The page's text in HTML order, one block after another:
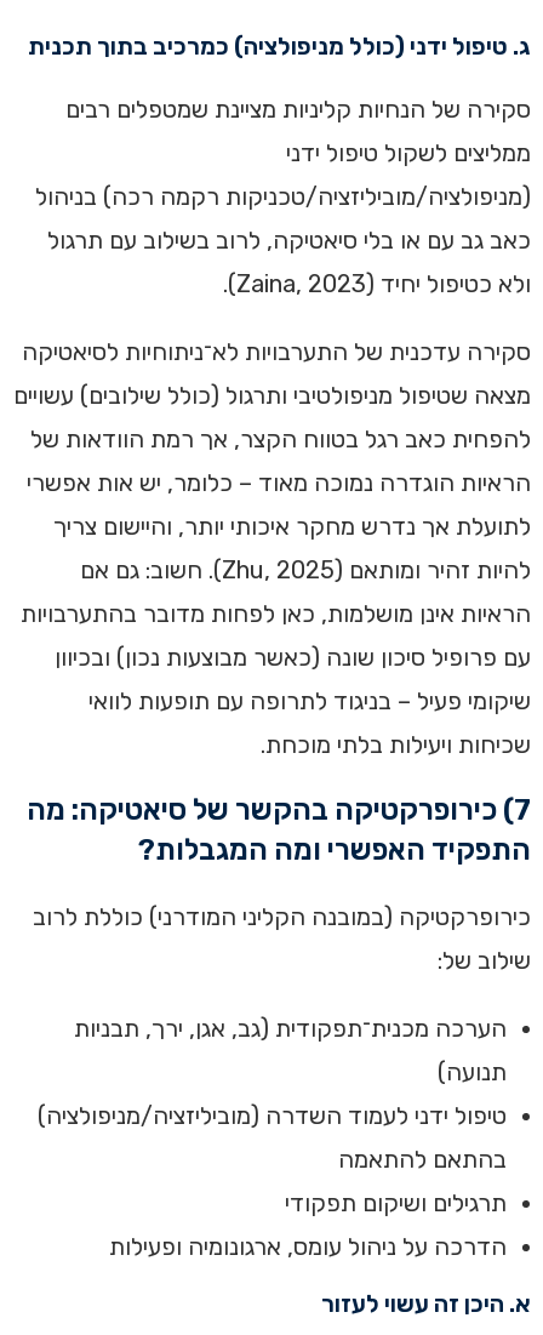
ג. טיפול ידני (כולל מניפולציה) כמרכיב בתוך תכנית
סקירה של הנחיות קליניות מציינת שמטפלים רבים
ממליצים לשקול טיפול ידני
(מניפולציה/מוביליזציה/טכניקות רקמה רכה) בניהול
כאב גב עם או בלי סיאטיקה, לרוב בשילוב עם תרגול
ולא כטיפול יחיד (Zaina, 2023).
סקירה עדכנית של התערבויות לא־ניתוחיות לסיאטיקה
מצאה שטיפול מניפולטיבי ותרגול (כולל שילובים) עשויים
להפחית כאב רגל בטווח הקצר, אך רמת הוודאות של
הראיות הוגדרה נמוכה מאוד – כלומר, יש אות אפשרי
לתועלת אך נדרש מחקר איכותי יותר, והיישום צריך
להיות זהיר ומותאם (Zhu, 2025). חשוב: גם אם
הראיות אינן מושלמות, כאן לפחות מדובר בהתערבויות
עם פרופיל סיכון שונה (כאשר מבוצעות נכון) ובכיוון
שיקומי פעיל – בניגוד לתרופה עם תופעות לוואי
שכיחות ויעילות בלתי מוכחת.
7) כירופרקטיקה בהקשר של סיאטיקה: מה
התפקיד האפשרי ומה המגבלות?
כירופרקטיקה (במובנה הקליני המודרני) כוללת לרוב
שילוב של:
הערכה מכנית־תפקודית (גב, אגן, ירך, תבניות
תנועה)
טיפול ידני לעמוד השדרה (מוביליזציה/מניפולציה)
בהתאם להתאמה
תרגילים ושיקום תפקודי
הדרכה על ניהול עומס, ארגונומיה ופעילות
א. היכן זה עשוי לעזור